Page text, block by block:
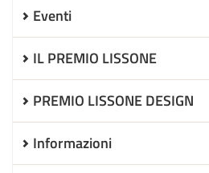
Eventi
IL PREMIO LISSONE
PREMIO LISSONE DESIGN
Informazioni